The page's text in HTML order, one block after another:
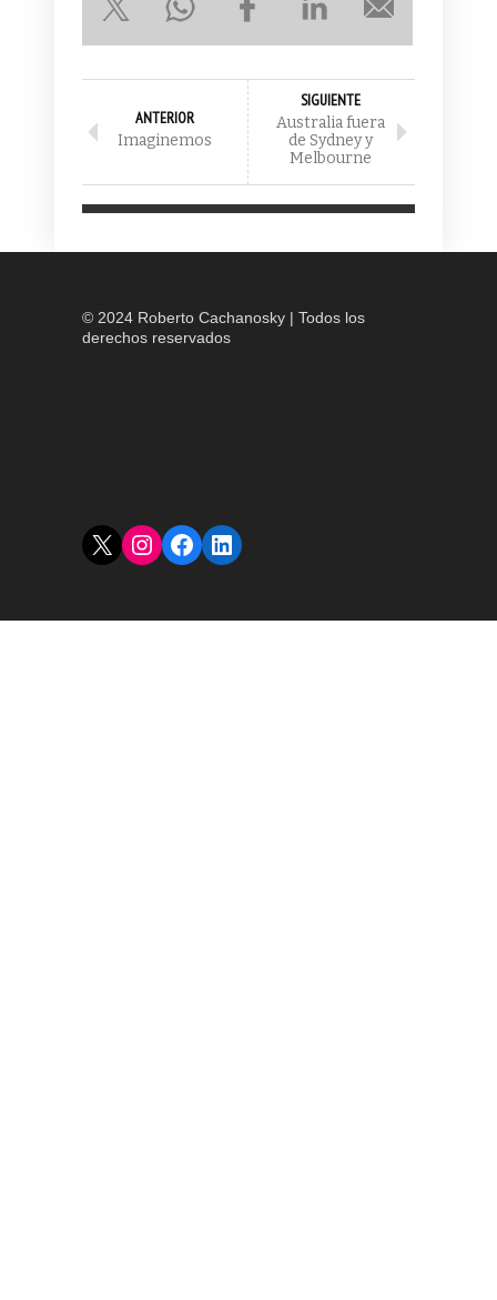
ANTERIOR
Imaginemos
SIGUIENTE
Australia fuera
de Sydney y
Melbourne
© 2024 Roberto Cachanosky | Todos los
derechos reservados
X Instagram
Facebook
LinkedIn